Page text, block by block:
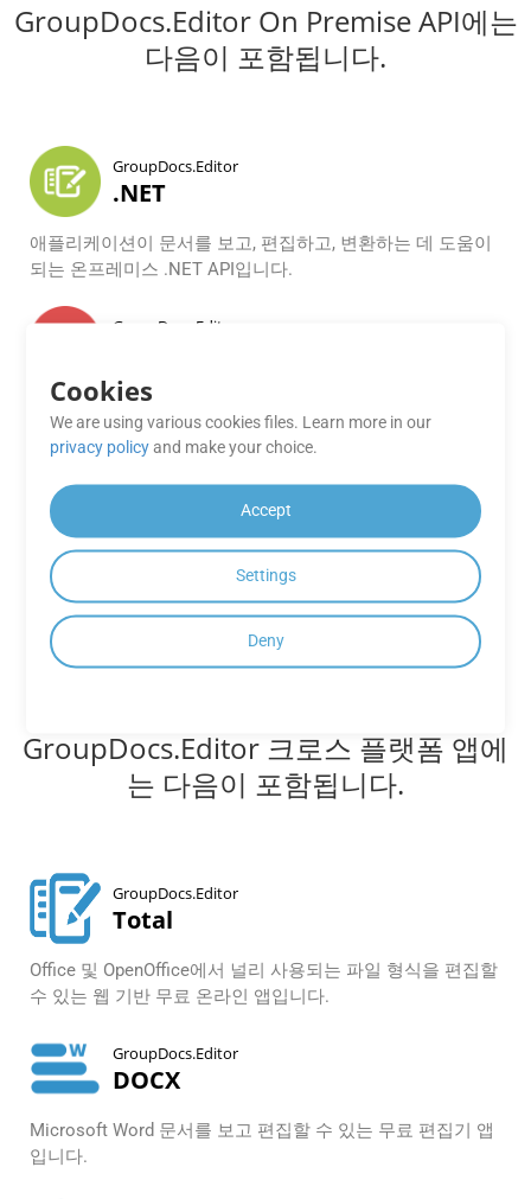
GroupDocs.Editor On Premise API에는
다음이 포함됩니다.
GroupDocs.Editor
.NET
애플리케이션이 문서를 보고, 편집하고, 변환하는 데 도움이
되는 온프레미스 .NET API입니다.
GroupDocs.Editor
Microsoft Office, OpenOffice, HTML 및 기타 문서를 위한 문
서 편집 API로 Java 기반 애플리케이션 내에서 조작할 수 있
습니다.
온프레미스 API 모두 보기
GroupDocs.Editor 크로스 플랫폼 앱에
는 다음이 포함됩니다.
GroupDocs.Editor
Total
Office 및 OpenOffice에서 널리 사용되는 파일 형식을 편집할
수 있는 웹 기반 무료 온라인 앱입니다.
GroupDocs.Editor
DOCX
Microsoft Word 문서를 보고 편집할 수 있는 무료 편집기 앱
입니다.
Cookies
We are using various cookies files. Learn more in our
privacy policyand make your choice.
Accept
Settings
Deny